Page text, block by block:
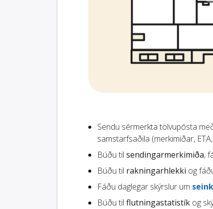
Sendu sérmerkta tölvupósta
samstarfsaðila (merkimiðar,
Búðu til sendingarmerkimiða,
Búðu til rakningarhlekki og
Fáðu daglegar skýrslur um
Búðu til flutningastatistík og